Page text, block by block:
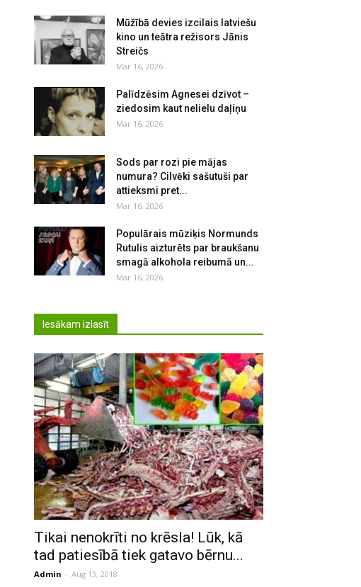
Mūžībā devies izcilais latviešu
kino un teātra režisors Jānis
Streičs
Mar 16, 2026
Palīdzēsim Agnesei dzīvot –
ziedosim kaut nelielu daļiņu
Mar 16, 2026
Sods par rozi pie mājas
numura? Cilvēki sašutuši par
attieksmi pret...
Mar 16, 2026
Populārais mūziķis Normunds
Rutulis aizturēts par braukšanu
smagā alkohola reibumā un...
Mar 16, 2026
Iesākam izlasīt
Tikai nenokrīti no krēsla! Lūk, kā
tad patiesībā tiek gatavo bērnu...
Admin - Aug 13, 2018